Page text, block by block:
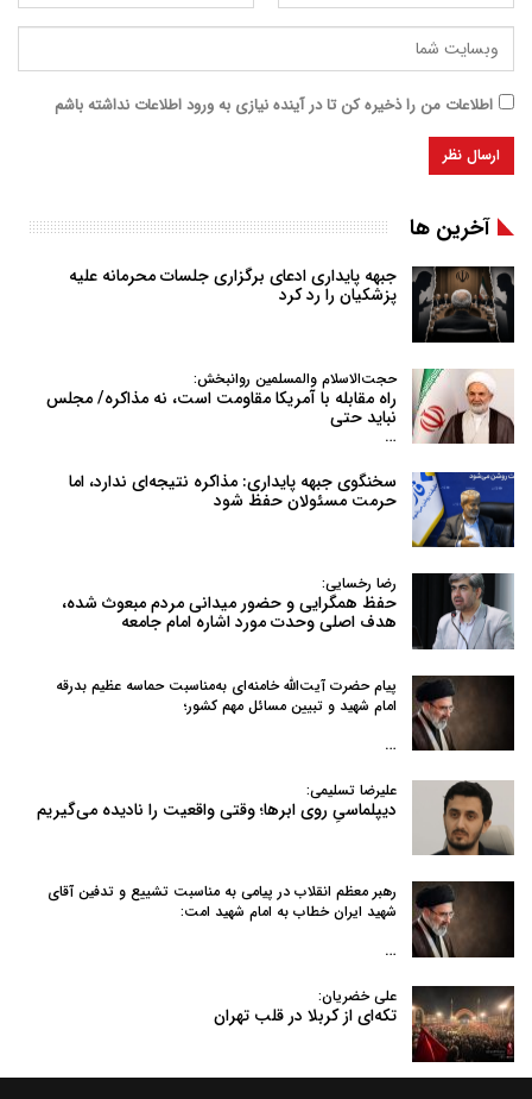
اطلاعات من را ذخیره کن تا در آینده نیازی به ورود اطلاعات نداشته باشم
آخرین ها
جبهه پایداری ادعای برگزاری جلسات محرمانه علیه
پزشکیان را رد کرد
حجت‌الاسلام والمسلمین روانبخش:
راه مقابله با آمریکا مقاومت است، نه مذاکره/ مجلس
نباید حتی
…
سخنگوی جبهه پایداری: مذاکره نتیجه‌ای ندارد، اما
حرمت مسئولان حفظ شود
رضا رخسایی:
حفظ همگرایی و حضور میدانی مردم مبعوث شده،
هدف اصلی وحدت مورد اشاره امام جامعه
پیام حضرت آیت‌الله خامنه‌ای به‌مناسبت حماسه عظیم بدرقه
امام شهید و تبیین مسائل مهم کشور؛
…
علیرضا تسلیمی:
دیپلماسیِ روی ابرها؛ وقتی واقعیت را نادیده می‌گیریم
رهبر معظم انقلاب در پیامی به‌ مناسبت تشییع و تدفین آقای
شهید ایران خطاب به امام شهید امت:
…
علی خضریان:
تکه‌ای از کربلا در قلب تهران